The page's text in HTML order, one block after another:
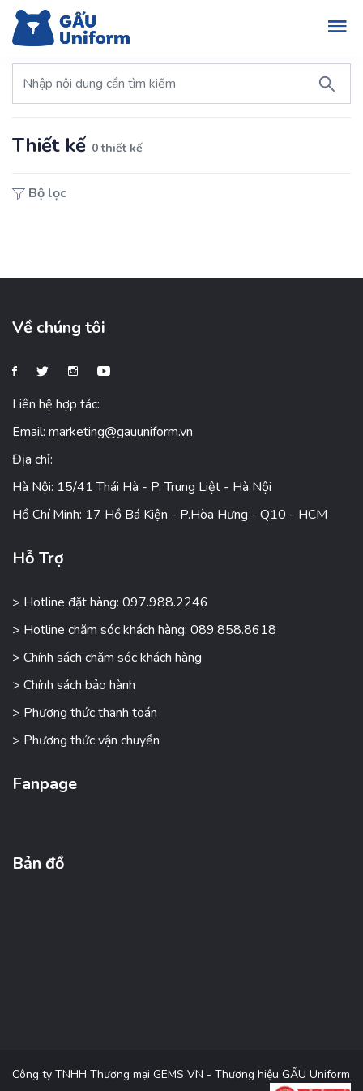
Thiết kế 0 thiết kế
Bộ lọc
Về chúng tôi
Liên hệ hợp tác:
Email: marketing@gauuniform.vn
Địa chỉ:
Hà Nội: 15/41 Thái Hà - P. Trung Liệt - Hà Nội
Hồ Chí Minh: 17 Hồ Bá Kiện - P.Hòa Hưng - Q10 - HCM
Hỗ Trợ
> Hotline đặt hàng: 097.988.2246
> Hotline chăm sóc khách hàng: 089.858.8618
> Chính sách chăm sóc khách hàng
> Chính sách bảo hành
> Phương thức thanh toán
> Phương thức vận chuyển
Fanpage
Bản đồ
Công ty TNHH Thương mại GEMS VN - Thương hiệu GẤU Uniform